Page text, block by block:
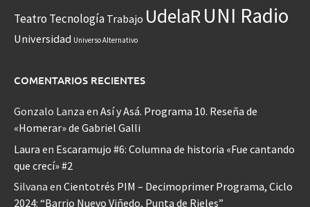
Teatro Tecnología Trabajo UdelaRUNI Radio
Universidad Universo Alternativo
COMENTARIOS RECIENTES
Gonzalo Lanza en Así y Asá. Programa 10. Reseña de
«Homerar» de Gabriel Galli
Laura en Escaramujo #6: Columna de historia «Fue cantando
que crecí» #2
Silvana en Cientotrés PIM – Decimoprimer Programa, Ciclo
2024: “Barrio Nuevo Viñedo, Punta de Rieles”